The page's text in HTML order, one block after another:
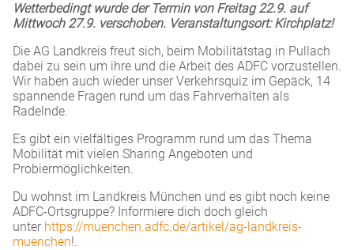
Wetterbedingt wurde der Termin von Freitag 22.9. auf
Mittwoch 27.9. verschoben. Veranstaltungsort: Kirchplatz!
Die AG Landkreis freut sich, beim Mobilitätstag in Pullach
dabei zu sein um ihre und die Arbeit des ADFC vorzustellen.
Wir haben auch wieder unser Verkehrsquiz im Gepäck, 14
spannende Fragen rund um das Fahrverhalten als
Radelnde.
Es gibt ein vielfältiges Programm rund um das Thema
Mobilität mit vielen Sharing Angeboten und
Probiermöglichkeiten.
Du wohnst im Landkreis München und es gibt noch keine
ADFC-Ortsgruppe? Informiere dich doch gleich
unter https://muenchen.adfc.de/artikel/ag-landkreis-
muenchen!.